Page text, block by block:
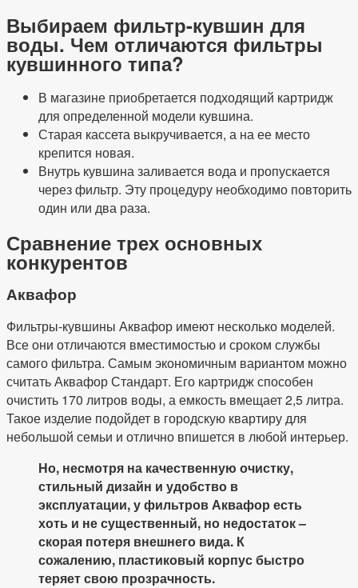
Выбираем фильтр-кувшин для
воды. Чем отличаются фильтры
кувшинного типа?
В магазине приобретается подходящий картридж
для определенной модели кувшина.
Старая кассета выкручивается, а на ее место
крепится новая.
Внутрь кувшина заливается вода и пропускается
через фильтр. Эту процедуру необходимо повторить
один или два раза.
Сравнение трех основных
конкурентов
Аквафор
Фильтры-кувшины Аквафор имеют несколько моделей.
Все они отличаются вместимостью и сроком службы
самого фильтра. Самым экономичным вариантом можно
считать Аквафор Стандарт. Его картридж способен
очистить 170 литров воды, а емкость вмещает 2,5 литра.
Такое изделие подойдет в городскую квартиру для
небольшой семьи и отлично впишется в любой интерьер.
Но, несмотря на качественную очистку,
стильный дизайн и удобство в
эксплуатации, у фильтров Аквафор есть
хоть и не существенный, но недостаток –
скорая потеря внешнего вида. К
сожалению, пластиковый корпус быстро
теряет свою прозрачность.